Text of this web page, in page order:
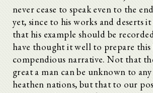
never cease to speak even to the
yet, since to his works and deserts
that his example should be
have thought it well to prepare
compendious narrative. Not that
great a man can be unknown to
heathen nations, but that to our